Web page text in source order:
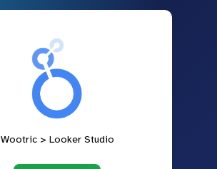
Wootric > Looker Studio